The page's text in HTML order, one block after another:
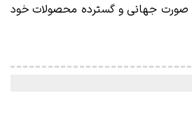
صورت جهانی و گسترده محصولات خود